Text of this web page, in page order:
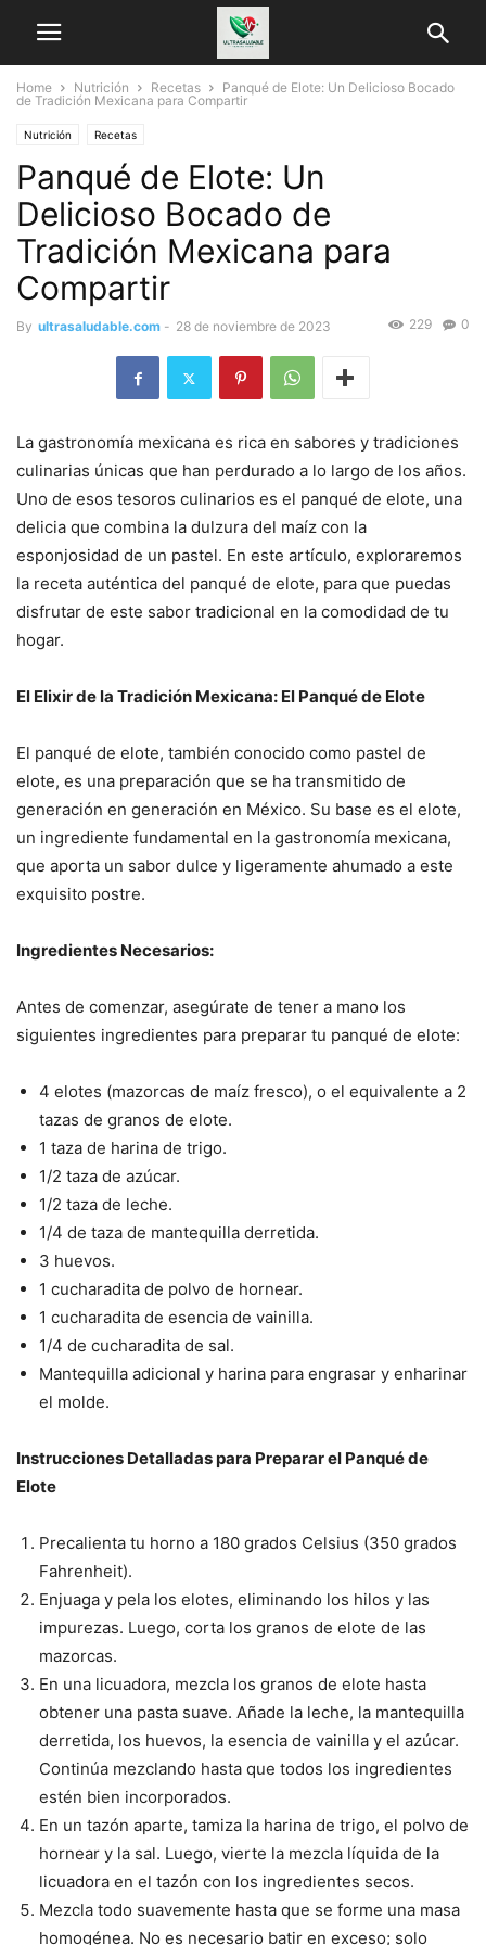
Home Nutrición Recetas
Panqué de Elote: Un Delicioso Bocado
de Tradición Mexicana para Compartir
Nutrición Recetas
Panqué de Elote: Un
Delicioso Bocado de
Tradición Mexicana para
Compartir
By ultrasaludable.com - 28 de noviembre de 2023 0
229
La gastronomía mexicana es rica en sabores y tradiciones
culinarias únicas que han perdurado a lo largo de los años.
Uno de esos tesoros culinarios es el panqué de elote, una
delicia que combina la dulzura del maíz con la
esponjosidad de un pastel. En este artículo, exploraremos
la receta auténtica del panqué de elote, para que puedas
disfrutar de este sabor tradicional en la comodidad de tu
hogar.
El Elixir de la Tradición Mexicana: El Panqué de Elote
El panqué de elote, también conocido como pastel de
elote, es una preparación que se ha transmitido de
generación en generación en México. Su base es el elote,
un ingrediente fundamental en la gastronomía mexicana,
que aporta un sabor dulce y ligeramente ahumado a este
exquisito postre.
Ingredientes Necesarios:
Antes de comenzar, asegúrate de tener a mano los
siguientes ingredientes para preparar tu panqué de elote:
4 elotes (mazorcas de maíz fresco), o el equivalente a 2
tazas de granos de elote.
1 taza de harina de trigo.
1/2 taza de azúcar.
1/2 taza de leche.
1/4 de taza de mantequilla derretida.
3 huevos.
1 cucharadita de polvo de hornear.
1 cucharadita de esencia de vainilla.
1/4 de cucharadita de sal.
Mantequilla adicional y harina para engrasar y enharinar
el molde.
Instrucciones Detalladas para Preparar el Panqué de
Elote
Precalienta tu horno a 180 grados Celsius (350 grados
Fahrenheit).
Enjuaga y pela los elotes, eliminando los hilos y las
impurezas. Luego, corta los granos de elote de las
mazorcas.
En una licuadora, mezcla los granos de elote hasta
obtener una pasta suave. Añade la leche, la mantequilla
derretida, los huevos, la esencia de vainilla y el azúcar.
Continúa mezclando hasta que todos los ingredientes
estén bien incorporados.
En un tazón aparte, tamiza la harina de trigo, el polvo de
hornear y la sal. Luego, vierte la mezcla líquida de la
licuadora en el tazón con los ingredientes secos.
Mezcla todo suavemente hasta que se forme una masa
homogénea. No es necesario batir en exceso; solo